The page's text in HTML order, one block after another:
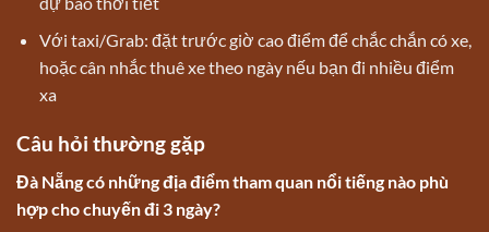
Với taxi/Grab: đặt trước giờ cao điểm để chắc chắn có xe,
hoặc cân nhắc thuê xe theo ngày nếu bạn đi nhiều điểm
xa
Câu hỏi thường gặp
Đà Nẵng có những địa điểm tham quan nổi tiếng nào phù
hợp cho chuyến đi 3 ngày?